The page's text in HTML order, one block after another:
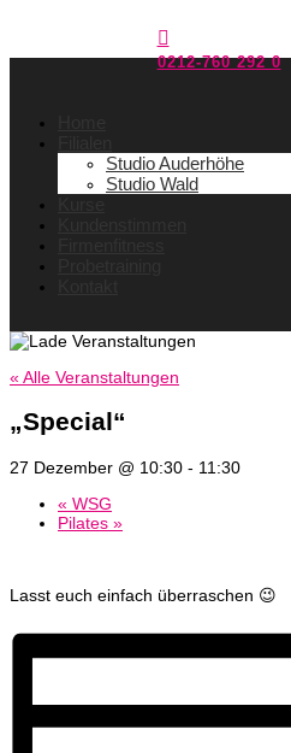

0212-760 292 0
Studio Auderhöhe
Studio Wald
« Alle Veranstaltungen
„Special“
27 Dezember @ 10:30 - 11:30
« WSG
Pilates »
Lasst euch einfach überraschen 😉